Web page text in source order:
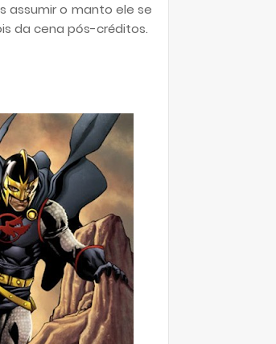
assumir o manto ele se
da cena pós-créditos.